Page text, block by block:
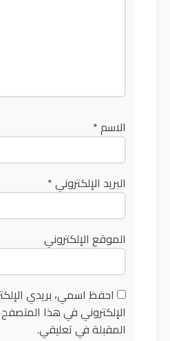
الاسم*
البريد الإلكتروني*
الموقع الإلكتروني
احفظ اسمي، بريدي
الإلكتروني في هذا
المقبلة في تعليقي.